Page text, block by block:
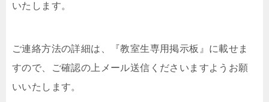
いたします。
ご連絡方法の詳細は、『教室生専用掲示板』に載せま
すので、ご確認の上メール送信くださいますようお願
いいたします。